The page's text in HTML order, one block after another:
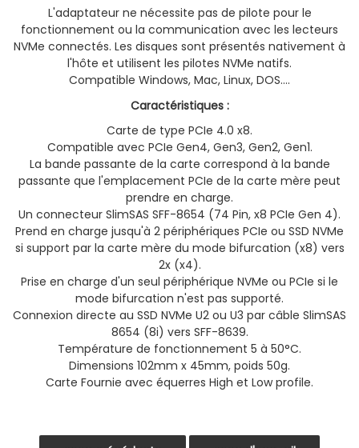
L'adaptateur ne nécessite pas de pilote pour le
fonctionnement ou la communication avec les lecteurs
NVMe connectés. Les disques sont présentés nativement à
l'hôte et utilisent les pilotes NVMe natifs.
Compatible Windows, Mac, Linux, DOS....
Caractéristiques :
Carte de type PCIe 4.0 x8.
Compatible avec PCIe Gen4, Gen3, Gen2, Gen1.
La bande passante de la carte correspond à la bande
passante que l'emplacement PCIe de la carte mère peut
prendre en charge.
Un connecteur SlimSAS SFF-8654 (74 Pin, x8 PCIe Gen 4).
Prend en charge jusqu'à 2 périphériques PCIe ou SSD NVMe
si support par la carte mère du mode bifurcation (x8) vers
2x (x4).
Prise en charge d'un seul périphérique NVMe ou PCIe si le
mode bifurcation n'est pas supporté.
Connexion directe au SSD NVMe U2 ou U3 par câble SlimSAS
8654 (8i) vers SFF-8639.
Température de fonctionnement 5 à 50°C.
Dimensions 102mm x 45mm, poids 50g.
Carte Fournie avec équerres High et Low profile.